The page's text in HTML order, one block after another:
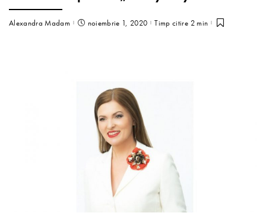
Alexandra Madam noiembrie 1, 2020 Timp citire 2 min